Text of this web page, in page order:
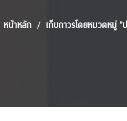
หน้าหลัก เก็บถาวรโดยหมวดหมู่ "